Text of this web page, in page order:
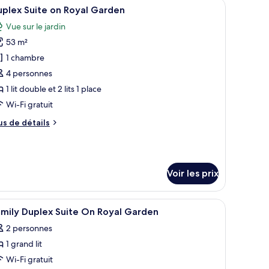
:
6 Suite on Royal Garden
Vue sur le jardin
53 m²
1 chambre
4 personnes
1 lit double et 2 lits 1 place
Wi-Fi gratuit
de détails
Voir les prix
d'oie, minibar Literie hypoallergénique, couette en duvet
3 Duplex Suite On Royal Garden
2 personnes
1 grand lit
Wi-Fi gratuit